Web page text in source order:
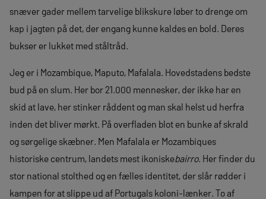
snæver gader mellem tarvelige blikskure løber to drenge om
kap i jagten på det, der engang kunne kaldes en bold. Deres
bukser er lukket med ståltråd.
Jeg er i Mozambique, Maputo, Mafalala. Hovedstadens bedste
bud på en slum. Her bor 21.000 mennesker, der ikke har en
skid at lave, her stinker råddent og man skal helst ud herfra
inden det bliver mørkt. På overfladen blot en bunke af skrald
og sørgelige skæbner. Men Mafalala er Mozambiques
historiske centrum, landets mest ikoniskebairro. Her finder du
stor national stolthed og en fælles identitet, der slår rødder i
kampen for at slippe ud af Portugals koloni-lænker. To af